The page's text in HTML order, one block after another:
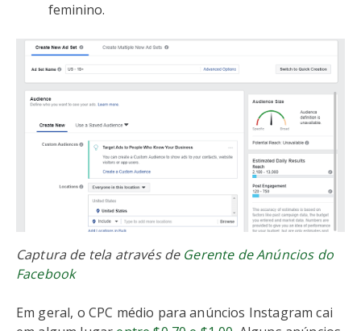
feminino.
Captura de tela através de Gerente de Anúncios do
Facebook
Em geral, o CPC médio para anúncios Instagram cai